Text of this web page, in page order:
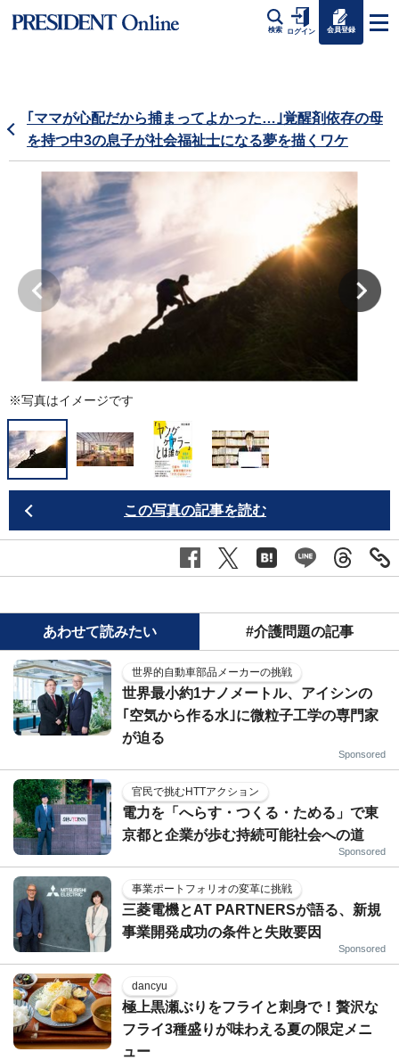
検索 ログイン 会員登録
｢ママが心配だから捕まってよかった…｣覚醒剤依存の母
を持つ中3の息子が社会福祉士になる夢を描くワケ
※写真はイメージです
この写真の記事を読む
あわせて読みたい #介護問題の記事
世界的自動車部品メーカーの挑戦
世界最小約1ナノメートル、アイシンの
｢空気から作る水｣に微粒子工学の専門家
が迫る
Sponsored
官民で挑むHTTアクション
電力を「へらす・つくる・ためる」で東
京都と企業が歩む持続可能社会への道
Sponsored
事業ポートフォリオの変革に挑戦
三菱電機とAT PARTNERSが語る、新規
事業開発成功の条件と失敗要因
Sponsored
dancyu
極上黒瀬ぶりをフライと刺身で！贅沢な
フライ3種盛りが味わえる夏の限定メニ
ュー